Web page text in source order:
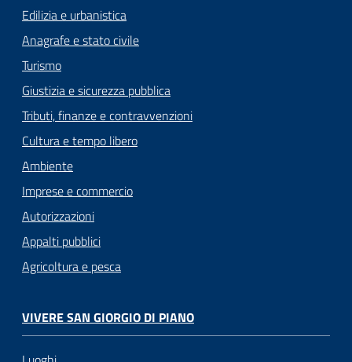
Edilizia e urbanistica
Anagrafe e stato civile
Turismo
Giustizia e sicurezza pubblica
Tributi, finanze e contravvenzioni
Cultura e tempo libero
Ambiente
Imprese e commercio
Autorizzazioni
Appalti pubblici
Agricoltura e pesca
VIVERE SAN GIORGIO DI PIANO